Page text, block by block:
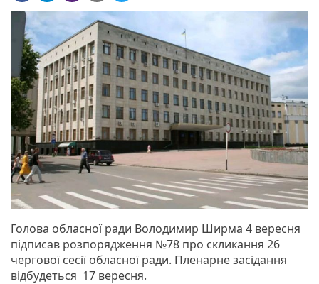
Голова обласної ради Володимир Ширма 4 вересня
підписав розпорядження №78 про скликання 26
чергової сесії обласної ради. Пленарне засідання
відбудеться 17 вересня.